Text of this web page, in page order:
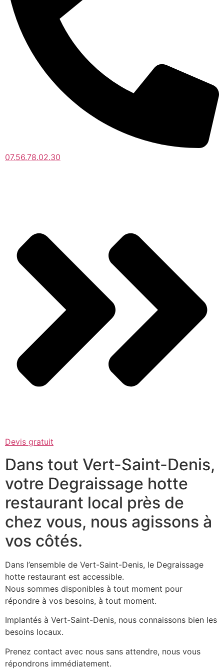
07.56.78.02.30
Devis gratuit
Dans tout Vert-Saint-Denis,
votre Degraissage hotte
restaurant local près de
chez vous, nous agissons à
vos côtés.
Dans l’ensemble de Vert-Saint-Denis, le Degraissage
hotte restaurant est accessible.
Nous sommes disponibles à tout moment pour
répondre à vos besoins, à tout moment.
Implantés à Vert-Saint-Denis, nous connaissons bien les
besoins locaux.
Prenez contact avec nous sans attendre, nous vous
répondrons immédiatement.